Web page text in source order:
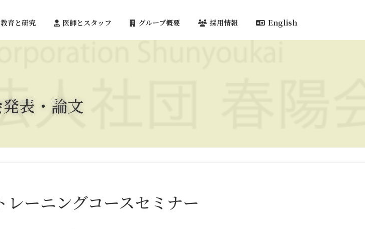
教育と研究 医師とスタッフ グループ概要 採用情報 English
表・論文
ーニングコースセミナー